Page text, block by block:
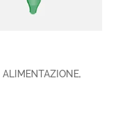
ALIMENTAZIONE,